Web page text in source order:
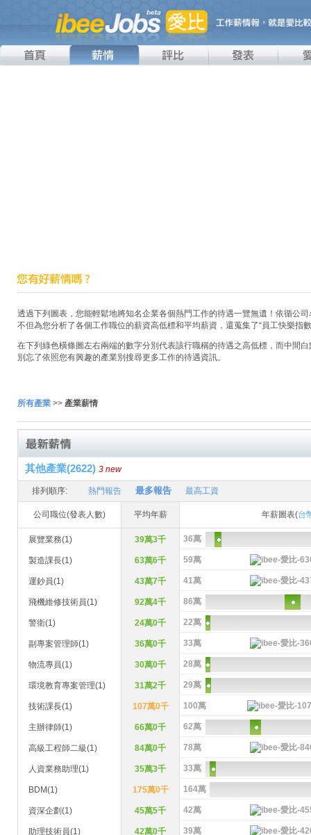
透過下列圖表，您能輕鬆地將知名企業各個熱門工作的待遇一覽無遺！依循公
不但為您分析了各個工作職位的薪資高低標和平均薪資，還蒐集了“員工快樂指
在下列綠色橫條圖左右兩端的數字分別代表該行職稱的待遇之高低標，而中間
別忘了依照您有興趣的產業別搜尋更多工作的待遇資訊。
所有產業 >> 產業薪情
其他產業(2622) 3 new
排列順序: 熱門報告 最多報告 最高工資
公司職位(發表人數) 平均年薪 年薪圖表(台
展覽業務(1) 39萬3千 36萬
製造課長(1) 63萬6千 59萬
運鈔員(1) 43萬7千 41萬
飛機維修技術員(1) 92萬4千 86萬
警衛(1) 24萬0千 22萬
副專案管理師(1) 36萬0千 33萬
物流專員(1) 30萬0千 28萬
環境教育專案管理(1) 31萬2千 29萬
技術課長(1) 107萬0千 100萬
主辦律師(1) 66萬0千 62萬
高級工程師二級(1) 84萬0千 78萬
人資業務助理(1) 35萬3千 33萬
BDM(1) 175萬0千 164萬
資深企劃(1) 45萬5千 42萬
助理技術員(1) 42萬0千 39萬